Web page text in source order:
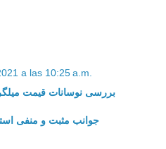
a las 10:25 a.m.
بررسی نوسانات قیمت میلگرد از
جوانب مثبت و منفی